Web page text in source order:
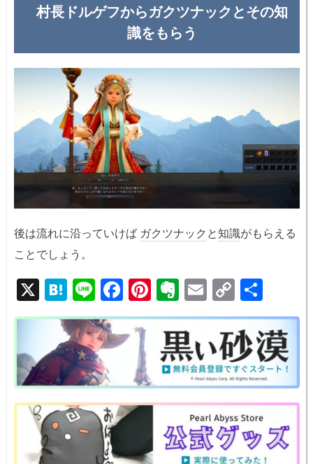
村長ドルゲフからガクツナックとその知
識をもらう
後は流れに沿っていけば ガクツナック と知識がもらえる
ことでしょう。
X H
at
e
n
a
Li
n
e
F
a
c
b
o
o
k
Pi
nt
er
e
st
E
v
er
n
ot
e
E
m
ail
C
o
p
y
Li
n
k
有